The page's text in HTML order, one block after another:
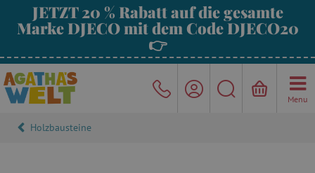
JETZT 20 % Rabatt auf die gesamte
Marke DJECO mit dem Code DJECO20
👉
Menu
Holzbausteine